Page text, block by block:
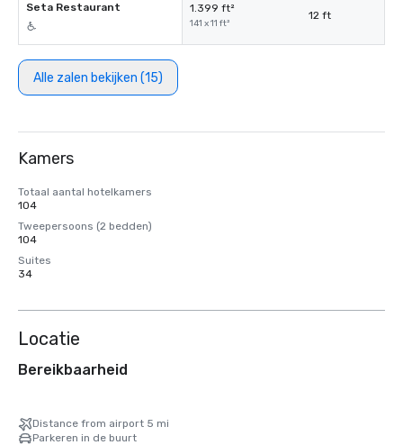
Seta Restaurant 1.399 ft²
141 x 11 ft²
12 ft
Alle zalen bekijken (15)
Kamers
Totaal aantal hotelkamers
104
Tweepersoons (2 bedden)
104
Suites
34
Locatie
Bereikbaarheid
Distance from airport 5 mi
Parkeren in de buurt